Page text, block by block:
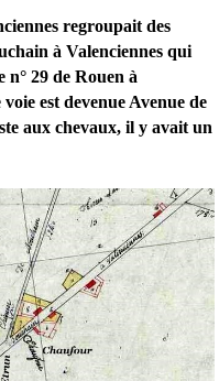
regroupait des
à Valenciennes qui
n° 29 de Rouen à
est devenue Avenue de
aux chevaux, il y avait un